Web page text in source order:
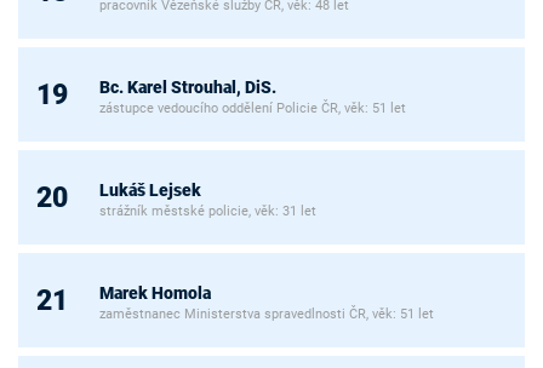
pracovník Vězeňské služby ČR, věk: 48 let
19 Bc. Karel Strouhal, DiS.
zástupce vedoucího oddělení Policie ČR, věk: 51 let
20 Lukáš Lejsek
strážník městské policie, věk: 31 let
21 Marek Homola
zaměstnanec Ministerstva spravedlnosti ČR, věk: 51 let